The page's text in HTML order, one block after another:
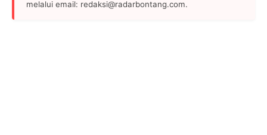
melalui email: redaksi@radarbontang.com.